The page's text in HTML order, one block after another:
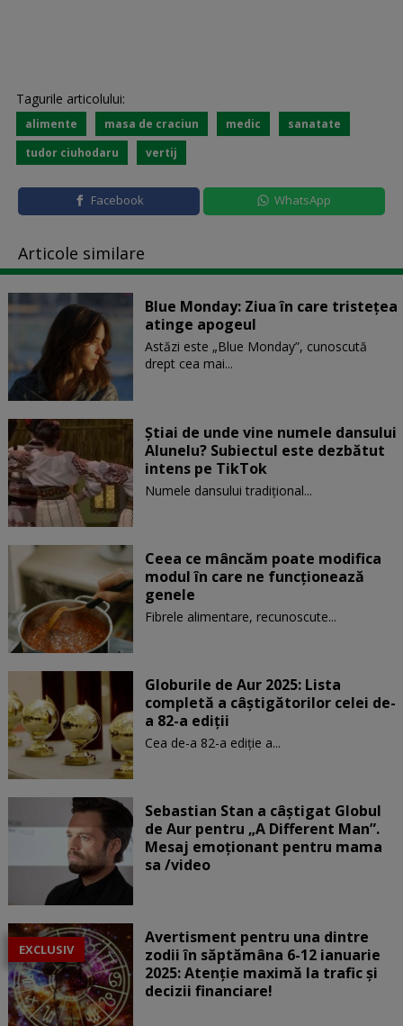
Tagurile articolului:
alimente masa de craciun medic
sanatate
tudor ciuhodaru
vertij
Facebook WhatsApp
Articole similare
Blue Monday: Ziua în care tristețea
atinge apogeul
Astăzi este „Blue Monday”, cunoscută
drept cea mai...
Știai de unde vine numele dansului
Alunelu? Subiectul este dezbătut
intens pe TikTok
Numele dansului tradițional...
Ceea ce mâncăm poate modifica
modul în care ne funcţionează
genele
Fibrele alimentare, recunoscute...
Globurile de Aur 2025: Lista
completă a câștigătorilor celei de-
a 82-a ediții
Cea de-a 82-a ediție a...
Sebastian Stan a câștigat Globul
de Aur pentru „A Different Man”.
Mesaj emoționant pentru mama
sa /video
EXCLUSIV
Avertisment pentru una dintre
zodii în săptămâna 6-12 ianuarie
2025: Atenție maximă la trafic și
decizii financiare!